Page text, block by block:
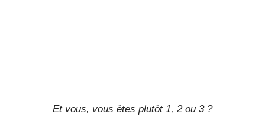
Et vous, vous êtes plutôt 1, 2 ou 3 ?